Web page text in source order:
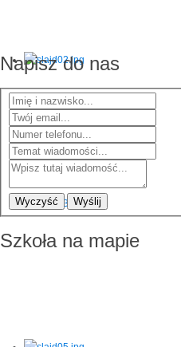
Napisz do nas
Wyczyść Wyślij
Szkoła na mapie